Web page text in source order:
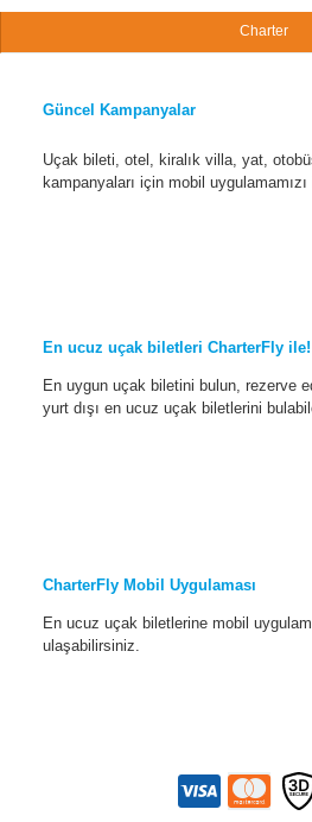
Charter
Güncel Kampanyalar
Uçak bileti, otel, kiralık villa, yat,
kampanyaları için mobil uygulamamızı
En ucuz uçak biletleri CharterFly ile!
En uygun uçak biletini bulun, rezerve
yurt dışı en ucuz uçak biletlerini
CharterFly Mobil Uygulaması
En ucuz uçak biletlerine mobil
ulaşabilirsiniz.